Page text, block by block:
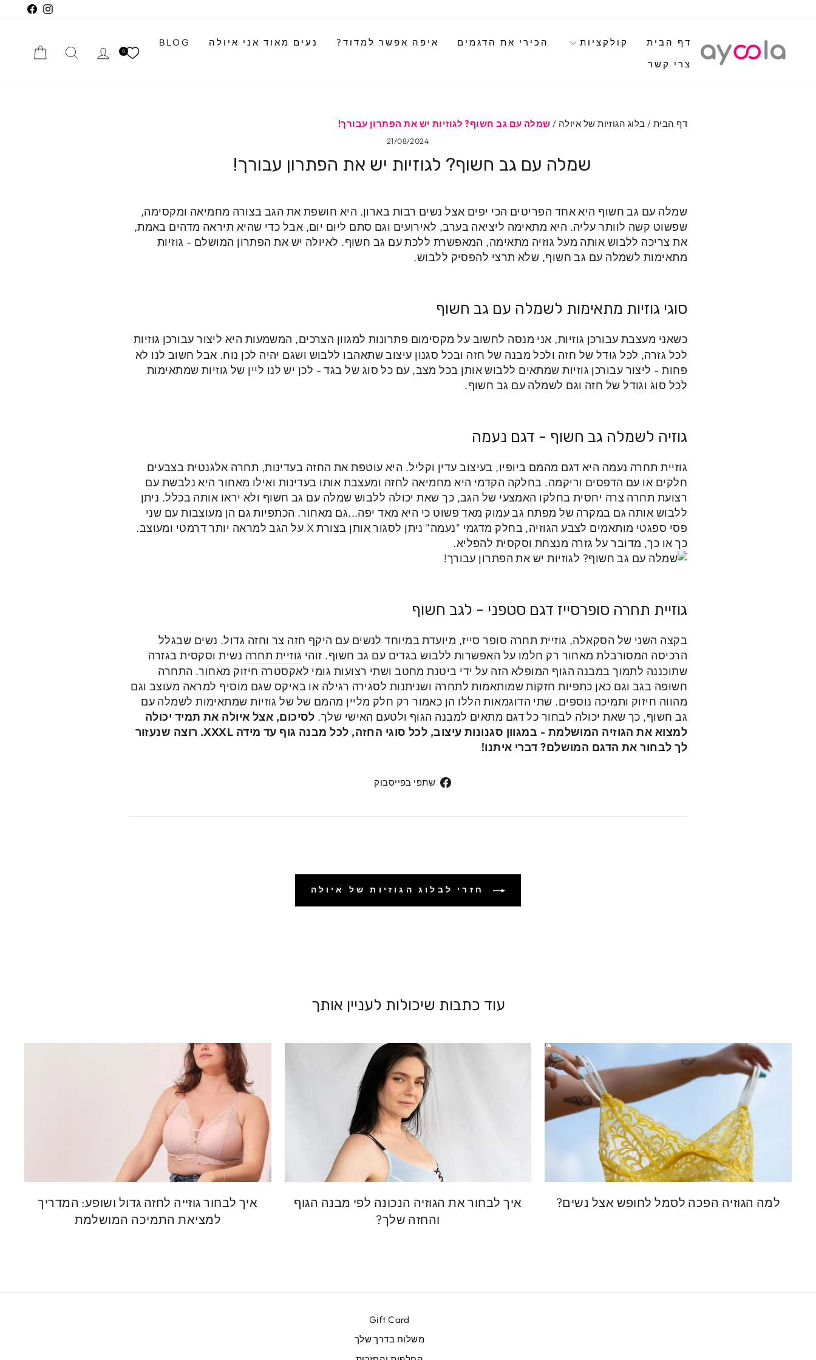
Instagram
דף הבית קולקציות הכירי את הדגמים איפה אפשר למדוד? נעים מאוד אני איולה
BLOG
צרי קשר
0 התחבריחיפוש
דף הבית / בלוג הגוזיות של איולה / שמלה עם גב חשוף? לגוזיות יש את הפתרון עבורך!
21/08/2024
שמלה עם גב חשוף? לגוזיות יש את הפתרון עבורך!
שמלה עם גב חשוף היא אחד הפריטים הכי יפים אצל נשים רבות בארון. היא חושפת את הגב בצורה מחמיאה ומקסימה,
שפשוט קשה לוותר עליה. היא מתאימה ליציאה בערב, לאירועים וגם סתם ליום יום, אבל כדי שהיא תיראה מדהים באמת,
את צריכה ללבוש אותה מעל גוזיה מתאימה, המאפשרת ללכת עם גב חשוף. לאיולה יש את הפתרון המושלם - גוזיות
מתאימות לשמלה עם גב חשוף, שלא תרצי להפסיק ללבוש.
סוגי גוזיות מתאימות לשמלה עם גב חשוף
כשאני מעצבת עבורכן גוזיות, אני מנסה לחשוב על מקסימום פתרונות למגוון הצרכים, המשמעות היא ליצור עבורכן גוזיות
לכל גזרה, לכל גודל של חזה ולכל מבנה של חזה ובכל סגנון עיצוב שתאהבו ללבוש ושגם יהיה לכן נוח. אבל חשוב לנו לא
פחות - ליצור עבורכן גוזיות שמתאים ללבוש אותן בכל מצב, עם כל סוג של בגד - לכן יש לנו ליין של גוזיות שמתאימות
לכל סוג וגודל של חזה וגם לשמלה עם גב חשוף.
גוזיה לשמלה גב חשוף - דגם נעמה
גוזיית תחרה נעמה היא דגם מהמם ביופיו, בעיצוב עדין וקליל. היא עוטפת את החזה בעדינות, תחרה אלגנטית בצבעים
חלקים או עם הדפסים וריקמה. בחלקה הקדמי היא מחמיאה לחזה ומעצבת אותו בעדינות ואילו מאחור היא נלבשת עם
רצועת תחרה צרה יחסית בחלקו האמצעי של הגב, כך שאת יכולה ללבוש שמלה עם גב חשוף ולא יראו אותה בכלל. ניתן
ללבוש אותה גם במקרה של מפתח גב עמוק מאד פשוט כי היא מאד יפה...גם מאחור. הכתפיות גם הן מעוצבות עם שני
פסי ספגטי מותאמים לצבע הגוזיה, בחלק מדגמי "נעמה" ניתן לסגור אותן בצורת X על הגב למראה יותר דרמטי ומעוצב.
כך או כך, מדובר על גזרה מנצחת וסקסית להפליא.
גוזיית תחרה סופרסייז דגם סטפני - לגב חשוף
בקצה השני של הסקאלה, גוזיית תחרה סופר סייז, מיועדת במיוחד לנשים עם היקף חזה צר וחזה גדול. נשים שבגלל
הרכיסה המסורבלת מאחור רק חלמו על האפשרות ללבוש בגדים עם גב חשוף. זוהי גוזיית תחרה נשית וסקסית בגזרה
שתוכננה לתמוך במבנה הגוף המופלא הזה על ידי ביטנת מחטב ושתי רצועות גומי לאקסטרה חיזוק מאחור. התחרה
חשופה בגב וגם כאן כתפיות חזקות שמותאמות לתחרה ושניתנות לסגירה רגילה או באיקס שגם מוסיף למראה מעוצב וגם
מהווה חיזוק ותמיכה נוספים. שתי הדוגמאות הללו הן כאמור רק חלק מליין מהמם של של גוזיות שמתאימות לשמלה עם
גב חשוף, כך שאת יכולה לבחור כל דגם מתאים למבנה הגוף ולטעם האישי שלך. לסיכום, אצל איולה את תמיד יכולה
למצוא את הגוזיה המושלמת - במגוון סגנונות עיצוב, לכל סוגי החזה, לכל מבנה גוף עד מידה XXXL. רוצה שנעזור
לך לבחור את הדגם המושלם? דברי איתנו!
שתפי בפייסבוק
חזרי לבלוג הגוזיות של איולה
עוד כתבות שיכולות לעניין אותך
איך לבחור גוזייה לחזה גדול ושופע: המדריך
למציאת התמיכה המושלמת
איך לבחור את הגוזיה הנכונה לפי מבנה הגוף
והחזה שלך?
למה הגוזיה הפכה לסמל לחופש אצל נשים?
Gift Card
משלוח בדרך שלך